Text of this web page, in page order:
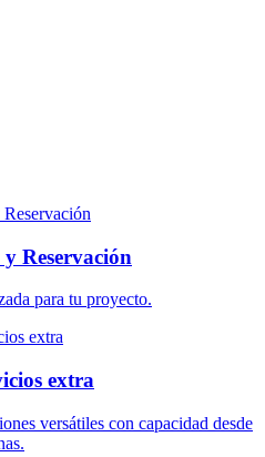
Reservación
para tu proyecto.
extra
versátiles con capacidad desde